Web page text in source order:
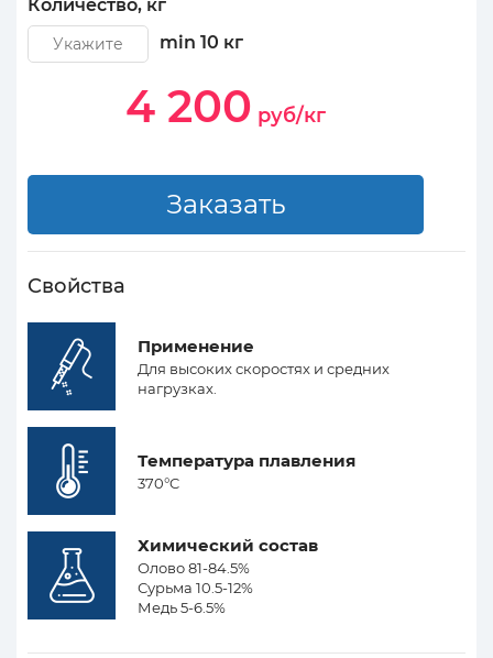
Количество, кг
min 10 кг
4 200 руб/кг
Свойства
Применение
Для высоких скоростях и средних
нагрузках.
Температура плавления
370°C
Химический состав
Олово 81-84.5%
Сурьма 10.5-12%
Медь 5-6.5%